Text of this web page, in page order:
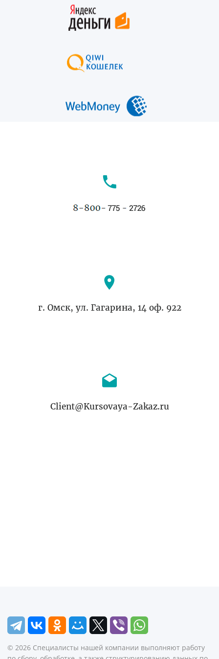
г. Омск, ул. Гагарина, 14 оф. 922
Client@Kursovaya-Zakaz.ru
© 2026 Специалисты нашей компании выполняют работу